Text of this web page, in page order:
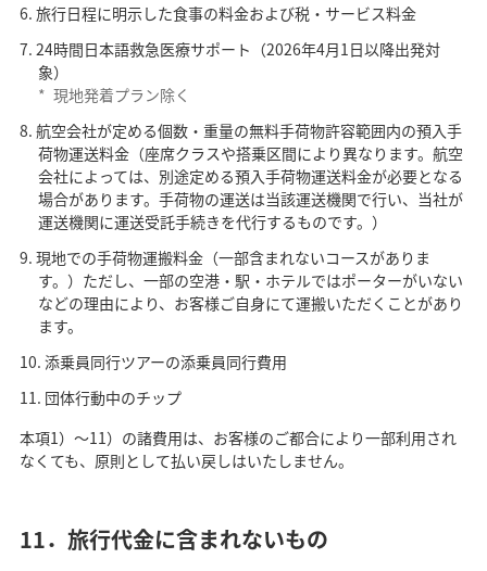
旅行日程に明示した食事の料金および税・サービス料金
24時間日本語救急医療サポート（2026年4月1日以降出発対
象）
* 現地発着プラン除く
航空会社が定める個数・重量の無料手荷物許容範囲内の預入手
荷物運送料金（座席クラスや搭乗区間により異なります。航空
会社によっては、別途定める預入手荷物運送料金が必要となる
場合があります。手荷物の運送は当該運送機関で行い、当社が
運送機関に運送受託手続きを代行するものです。）
現地での手荷物運搬料金（一部含まれないコースがありま
す。）ただし、一部の空港・駅・ホテルではポーターがいない
などの理由により、お客様ご自身にて運搬いただくことがあり
ます。
添乗員同行ツアーの添乗員同行費用
団体行動中のチップ
本項1）～11）の諸費用は、お客様のご都合により一部利用され
なくても、原則として払い戻しはいたしません。
11．旅行代金に含まれないもの